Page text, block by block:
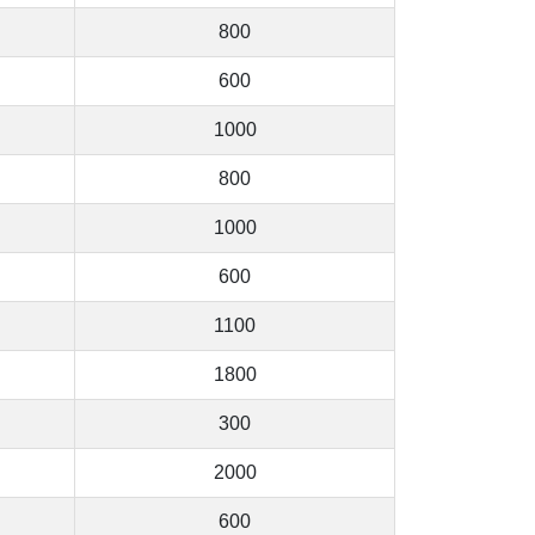
800
600
1000
800
1000
600
1100
1800
300
2000
600